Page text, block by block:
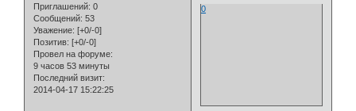
Приглашений: 0
Сообщений: 53
Уважение: [+0/-0]
Позитив: [+0/-0]
Провел на форуме:
9 часов 53 минуты
Последний визит:
2014-04-17 15:22:25
0